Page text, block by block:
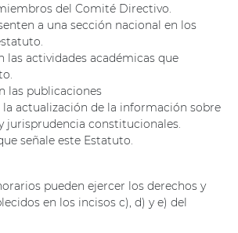
del Comité Directivo.
a una sección nacional en los
actividades académicas que
publicaciones
actualización de la información sobre
jurisprudencia constitucionales.
señale este Estatuto.
pueden ejercer los derechos y
en los incisos c), d) y e) del